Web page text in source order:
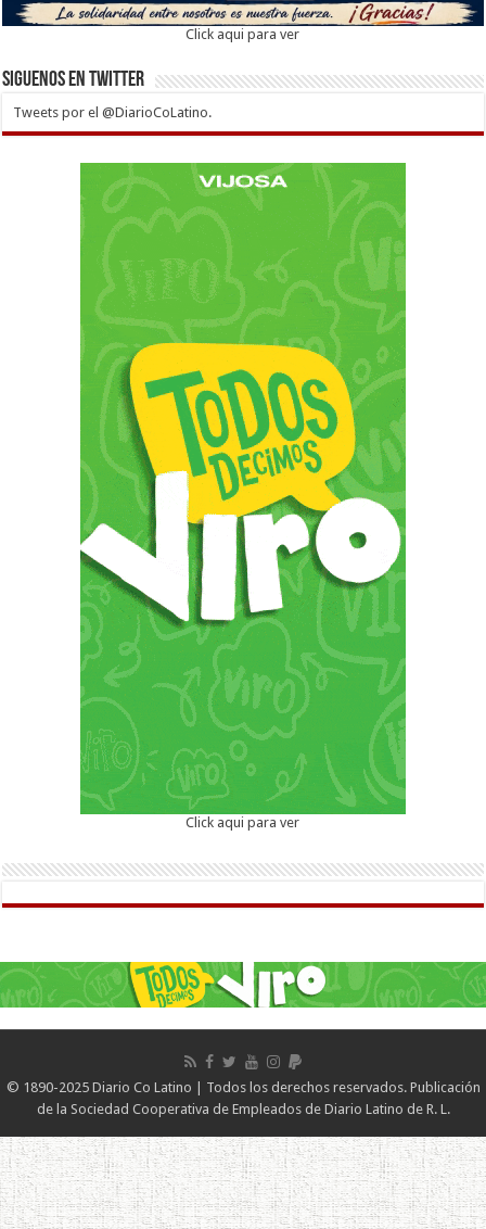
Click aqui para ver
Siguenos en twitter
Tweets por el @DiarioCoLatino.
Click aqui para ver
© 1890-2025 Diario Co Latino | Todos los derechos reservados. Publicación
de la Sociedad Cooperativa de Empleados de Diario Latino de R. L.